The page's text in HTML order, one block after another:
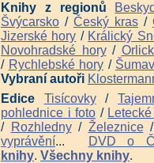
Knihy z regionů
Švýcarsko / Český kras /
Jizerské hory / Králický
Novohradské hory/
/ Rychlebské hory /
Vybraní autoři
Edice Tisícovky/
pohlednice i foto /
/ Rozhledny/ Železnice
vyprávění...
DVD o
knihy. Všechny knihy.